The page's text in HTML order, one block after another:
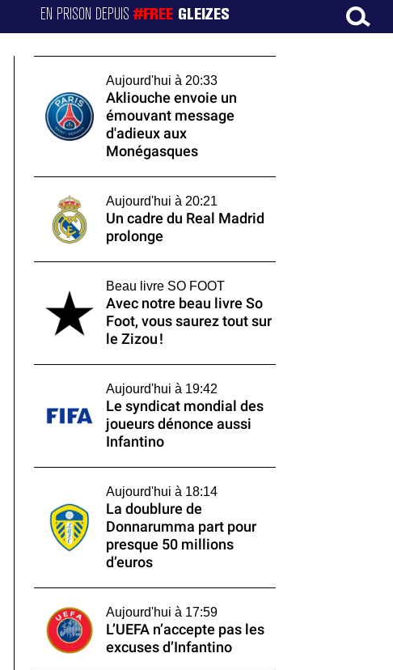
EN PRISON DEPUIS#FREE GLEIZES
Aujourd'hui à 20:33
Akliouche envoie un
émouvant message
d'adieux aux
Monégasques
Aujourd'hui à 20:21
Un cadre du Real Madrid
prolonge
Beau livre SO FOOT
Avec notre beau livre So
Foot, vous saurez tout sur
le Zizou !
Aujourd'hui à 19:42
Le syndicat mondial des
joueurs dénonce aussi
Infantino
Aujourd'hui à 18:14
La doublure de
Donnarumma part pour
presque 50 millions
d’euros
Aujourd'hui à 17:59
L’UEFA n’accepte pas les
excuses d’Infantino